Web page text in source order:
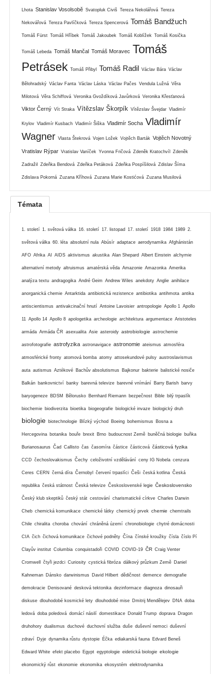
Lhota Stanislav Vosolsobě Svatopluk Civiš Tereza Nekolářová Tereza
Nekovářová Tereza Pavlíčková Tereza Spencerová Tomáš Bandžuch
Tomáš Fürst Tomáš Hříbek Tomáš Jakoubek Tomáš Koblížek Tomáš Kosička
Tomáš Lebeda Tomáš Mančal Tomáš Moravec Tomáš
Petrásek Tomáš Přibyl Tomáš Radil Václav Bára Václav
Bělohradský Václav Fanta Václav Láska Václav Pačes Vendula Lužná Věra
Milotová Věra Schiffová Veronika Gvoždíková Javůrková Veronika Křesťanová
Viktor Černý Vít Straka Vítězslav Škorpík Vítězslav Švejdar Vladimír
Krylov Vladimír Kusbach Vladimír Šiška Vladimír Socha Vladimír
Wagner Vlasta Štekrová Vojen Ložek Vojtěch Barták Vojtěch Novotný
Vratislav Rýpar Vratislav Vaníček Yvonna Fričová Zdeněk Kratochvíl Zdeněk
Zadražil Zdeňka Bendová Zdeňka Petáková Zdeňka Pospíšilová Zdislav Šíma
Zdislava Pokorná Zuzana Kříhová Zuzana Marie Kostićová Zuzana Musilová
Témata
1. století 1. světová válka 16. století 17. listopad 17. století 1918 1984 1989 2.
světová válka 60. léta absolutní nula Abúsír adaptace aerodynamika Afghánistán
AFO Afrika AI AIDS aktivismus akustika Alan Shepard Albert Einstein alchymie
alternativní metody altruismus amatérská věda Amazonie Amazonka Amerika
analýza textu andragogika André Geim Andrew Wiles anekdoty Anglie anihilace
anorganická chemie Antarktida antibiotická rezistence antibiotika antihmota antika
antiscientismus antivakcinační hnutí Antoine Lavoisier antropologie Apollo 1 Apollo
11 Apollo 14 Apollo 8 apologetika archeologie architektura argumentace Aristoteles
armáda Armáda ČR asexualita Asie asteroidy astrobiologie astrochemie
astrofotografie astrofyzika astronavigace astronomie ateismus atmosféra
atmosférické fronty atomová bomba atomy attosekundové pulsy austroslavismus
auta autismus Aztékové Bachův absolutismus Bajkonur bakterie balistické nosiče
Balkán bankovnictví banky barevná televize barevné vnímání Barry Barish barvy
baryogeneze BDSM Bělorusko Bernhard Riemann bezpečnost Bible bilý trpaslík
biochemie biodiverzita bioetika biogeografie biologické invaze biologický druh
biologie biotechnologie Blízký východ Boeing bohemismus Bosna a
Hercegovina botanika bouře brexit Brno budoucnost Země buněčná biologie buňka
Burianosaurus Čad Callisto čas časomíra částice částicová částicová fyzika
CCD čechoslovakismus Čechy celoživotní vzdělávání ceny IG Nobela cenzura
Ceres CERN černá díra Černobyl červení trpaslíci Češi česká kotlina Česká
republika česká státnost Česká televize Československé legie Československo
Český klub skeptiků český stát cestování charismatické církve Charles Darwin
Cheb chemická komunikace chemické látky chemický prvek chemie chemtrails
Chile chiralita choroba chování chráněná území chronobiologie chytré domácnosti
CIA čich čichová komunikace čichové podněty Čína čínské kroužky čísla číslo Pí
Clayův institut Columbia conquistadoři COVID COVID-19 ČR Craig Venter
Cromwell čtyři jezdci Curiosity cystická fibróza dálkový průzkum Země Daniel
Kahneman Dánsko darwinismus David Hilbert dědičnost demence demografie
demokracie Denisované desková tektonika dezinformace diagnoza dinosauři
diskuse dlouhodobé kosmické lety dlouhodobé mise Dmitrij Mendělejev DNA doba
ledová doba poledová domácí násilí domestikace Donald Trump doprava Dragon
druhohory dualismus duchové duchovní služba duše duševní nemoci duševní
zdraví Dyje dynamika růstu dystopie Éčka ediakarská fauna Edvard Beneš
Edward White efekt placebo Egypt egyptologie eidetická biologie ekologie
ekonomický růst ekonomie ekonomika ekosystém elektrodynamika